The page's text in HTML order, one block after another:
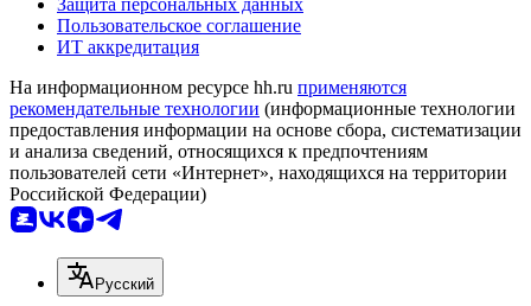
Защита персональных данных
Пользовательское соглашение
ИТ аккредитация
На информационном ресурсе hh.ru применяются
рекомендательные технологии (информационные технологии
предоставления информации на основе сбора, систематизации
и анализа сведений, относящихся к предпочтениям
пользователей сети «Интернет», находящихся на территории
Российской Федерации)
Русский